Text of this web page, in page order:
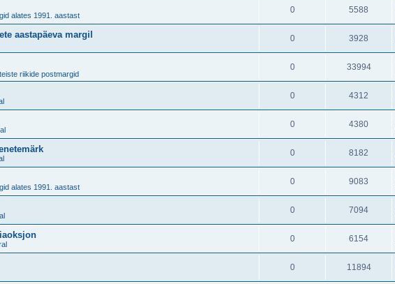
alates 1991. aastast
0 5588
aastapäeva margil 0 3928
riikide postmargid
0 33994
0 4312
0 4380
0 8182
alates 1991. aastast
0 9083
0 7094
0 6154
0 11894